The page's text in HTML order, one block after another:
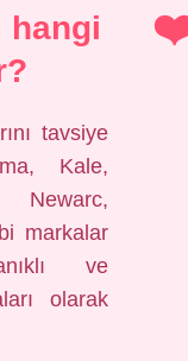
hangi
tavsiye
Kale,
markalar
ve
olarak